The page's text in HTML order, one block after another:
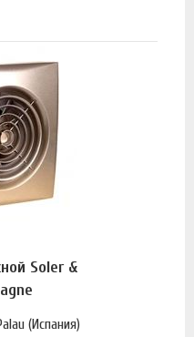
Soler &
(Испания)